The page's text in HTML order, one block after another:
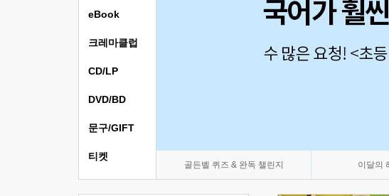
골든벨 퀴즈 & 완독 챌린지 이달의
eBook
크레마클럽
CD/LP
DVD/BD
문구/GIFT
티켓